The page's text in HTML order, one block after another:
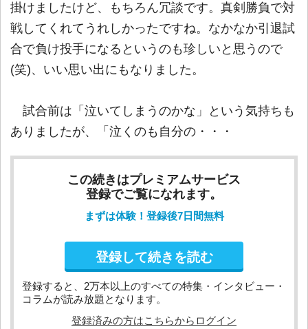
掛けましたけど、もちろん冗談です。真剣勝負で対
戦してくれてうれしかったですね。なかなか引退試
合で負け投手になるというのも珍しいと思うので
(笑)、いい思い出にもなりました。
試合前は「泣いてしまうのかな」という気持ちも
ありましたが、「泣くのも自分の・・・
この続きはプレミアムサービス
登録でご覧になれます。
まずは体験！登録後7日間無料
登録して続きを読む
登録すると、2万本以上のすべての特集・インタビュー・
コラムが読み放題となります。
登録済みの方はこちらからログイン